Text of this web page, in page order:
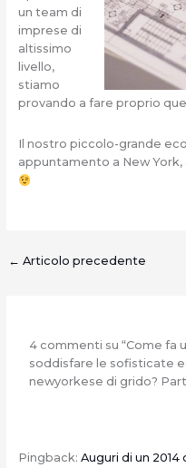
un team di
imprese di
altissimo
livello,
stiamo
provando a fare proprio
Il nostro piccolo-grande
appuntamento a New
← Articolo precedente
4 commenti su “Come fa
soddisfare le sofisticate
newyorkese di grido?
Pingback: Auguri di un 2014